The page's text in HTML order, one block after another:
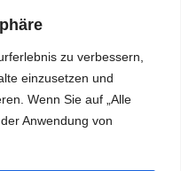
zu verbessern,
einzusetzen und
Wenn Sie auf „Alle
Anwendung von